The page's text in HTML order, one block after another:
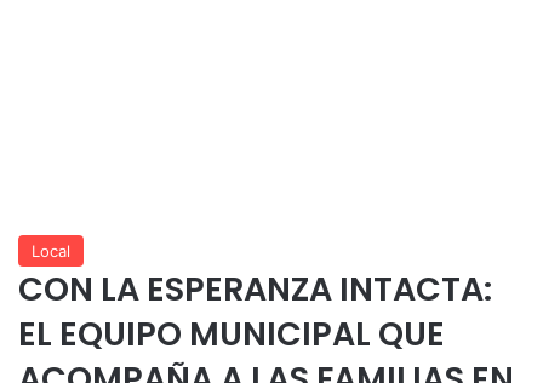
Local
CON LA ESPERANZA INTACTA:
EL EQUIPO MUNICIPAL QUE